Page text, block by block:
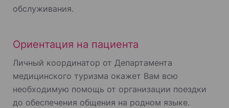
обслуживания.
Ориентация на пациента
Личный координатор от Департамента
медицинского туризма окажет Вам всю
необходимую помощь от организации поездки
до обеспечения общения на родном языке.